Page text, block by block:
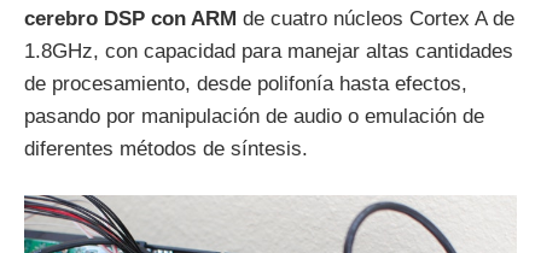
cerebro DSP con ARM de cuatro núcleos Cortex A de
1.8GHz, con capacidad para manejar altas cantidades
de procesamiento, desde polifonía hasta efectos,
pasando por manipulación de audio o emulación de
diferentes métodos de síntesis.